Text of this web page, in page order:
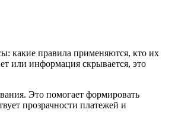
какие правила применяются, кто их
или информация скрывается, это
Это помогает формировать
прозрачности платежей и